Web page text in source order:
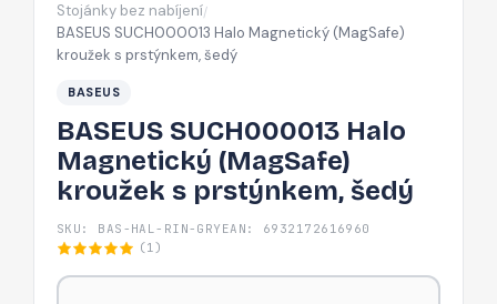
Stojánky bez nabíjení/
BASEUS SUCH000013 Halo Magnetický (MagSafe)
kroužek s prstýnkem, šedý
BASEUS
BASEUS SUCH000013 Halo
Magnetický (MagSafe)
kroužek s prstýnkem, šedý
SKU: BAS-HAL-RIN-GRY EAN: 6932172616960
(1)